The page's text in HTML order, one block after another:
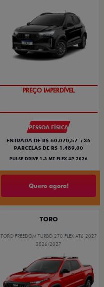
OPORTUNIDADE
PESSOA FÍSICA
ENTRADA DE R$ 60.070,57 +36
PARCELAS DE R$ 1.489,00
PULSE DRIVE 1.3 MT FLEX 4P 2026
Quero agora!
TORO
TORO FREEDOM TURBO 270 FLEX AT6 2027
2026/2027